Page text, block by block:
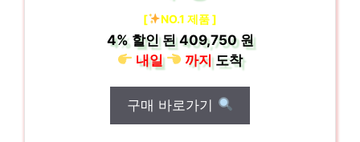
[ NO.1 제품 ]
4%할인 된409,750 원
내일
까지도착
구매 바로가기